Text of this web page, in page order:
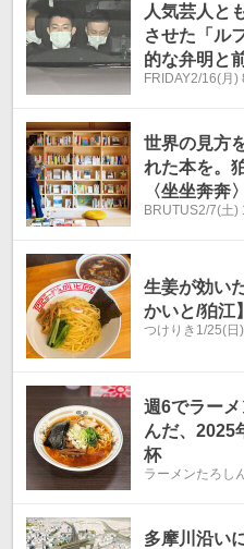
人気芸人と
させた「ル
的な弁明と
FRIDAY2/16(月)
世界の見方
れた本を。
〈坐坐奔奔
BRUTUS2/7(土)
生姜が効い
かいと/狛江】
つけりき 1/25(日
週6でラー
んだ、2025
杯
ラーメンたろし
多摩川沿い